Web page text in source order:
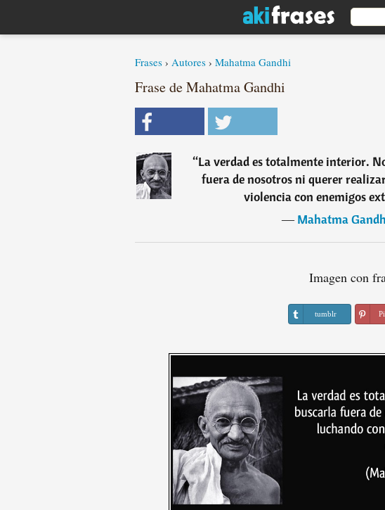
Frases › Autores › Mahatma Gandhi
Frase de Mahatma Gandhi
“La verdad es totalmente interior.
fuera de nosotros ni querer
violencia con enemigos
―Mahatma
Imagen con
tumblr